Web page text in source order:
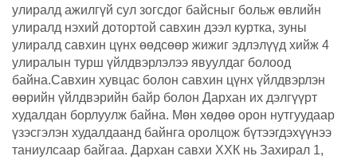
улиралд ажилгүй сул зогсдог байсныг больж өвлийн
улиралд нэхий дотортой савхин дээл куртка, зуны
улиралд савхин цүнх өөдсөөр жижиг эдлэлүүд хийж 4
улиралын турш үйлдвэрлэлээ явуулдаг болоод
байна.Савхин хувцас болон савхин цүнх үйлдвэрлэн
өөрийн үйлдвэрийн байр болон Дархан их дэлгүүрт
худалдан борлуулж байна. Мөн хөдөө орон нутгуудаар
үзэсгэлэн худалдаанд байнга оролцож бүтээгдэхүүнээ
таниулсаар байгаа. Дархан савхи ХХК нь Захирал 1,